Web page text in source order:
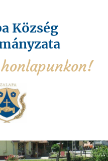
Község